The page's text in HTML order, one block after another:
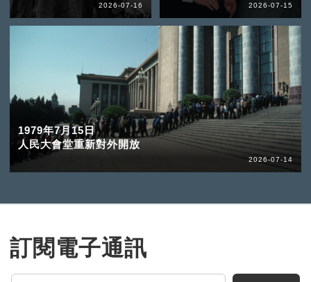
2026-07-16 2026-07-15
1979年7月15日
人民大會堂重新對外開放
2026-07-14
訂閱電子通訊